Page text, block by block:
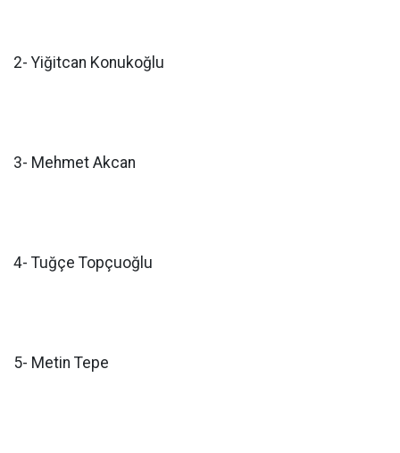
2- Yiğitcan Konukoğlu
3- Mehmet Akcan
4- Tuğçe Topçuoğlu
5- Metin Tepe